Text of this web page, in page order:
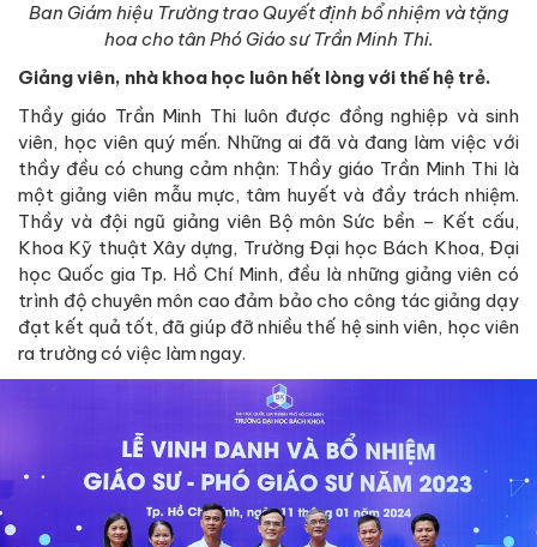
Ban Giám hiệu Trường trao Quyết định bổ nhiệm và tặng
hoa cho tân Phó Giáo sư Trần Minh Thi.
Giảng viên, nhà khoa học luôn hết lòng với thế hệ trẻ.
Thầy giáo Trần Minh Thi luôn được đồng nghiệp và sinh
viên, học viên quý mến. Những ai đã và đang làm việc với
thầy đều có chung cảm nhận: Thầy giáo Trần Minh Thi là
một giảng viên mẫu mực, tâm huyết và đầy trách nhiệm.
Thầy và đội ngũ giảng viên Bộ môn Sức bền – Kết cấu,
Khoa Kỹ thuật Xây dựng, Trường Đại học Bách Khoa, Đại
học Quốc gia Tp. Hồ Chí Minh, đều là những giảng viên có
trình độ chuyên môn cao đảm bảo cho công tác giảng dạy
đạt kết quả tốt, đã giúp đỡ nhiều thế hệ sinh viên, học viên
ra trường có việc làm ngay.